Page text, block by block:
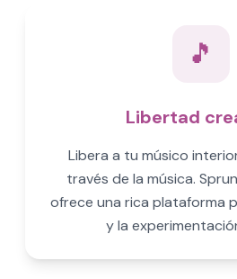
🎵
Libertad
Libera a tu músico
través de la música.
ofrece una rica plataforma
y la